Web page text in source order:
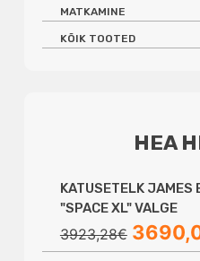
MATKAMINE
KÕIK TOOTED
HEA
KATUSETELK JAMES
"SPACE XL" VALGE
3923,28€ Algne
hind